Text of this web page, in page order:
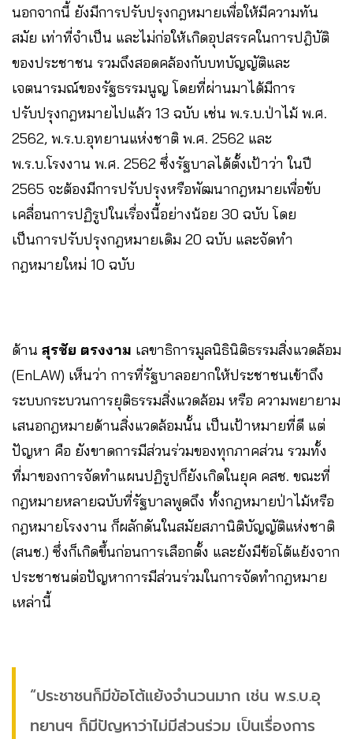
นอกจากนี้ ยังมีการปรับปรุงกฎหมายเพื่อให้มีความทัน
สมัย เท่าที่จำเป็น และไม่ก่อให้เกิดอุปสรรคในการปฎิบัติ
ของประชาชน รวมถึงสอดคล้องกับบทบัญญัติและ
เจตนารมณ์ของรัฐธรรมนูญ โดยที่ผ่านมาได้มีการ
ปรับปรุงกฎหมายไปแล้ว 13 ฉบับ เช่น พ.ร.บ.ป่าไม้ พ.ศ.
2562, พ.ร.บ.อุทยานแห่งชาติ พ.ศ. 2562 และ
พ.ร.บ.โรงงาน พ.ศ. 2562 ซึ่งรัฐบาลได้ตั้งเป้าว่า ในปี
2565 จะต้องมีการปรับปรุงหรือพัฒนากฎหมายเพื่อขับ
เคลื่อนการปฏิรูปในเรื่องนี้อย่างน้อย 30 ฉบับ โดย
เป็นการปรับปรุงกฎหมายเดิม 20 ฉบับ และจัดทำ
กฎหมายใหม่ 10 ฉบับ
ด้าน สุรชัย ตรงงาม เลขาธิการมูลนิธินิติธรรมสิ่งแวดล้อม
(EnLAW) เห็นว่า การที่รัฐบาลอยากให้ประชาชนเข้าถึง
ระบบกระบวนการยุติธรรมสิ่งแวดล้อม หรือ ความพยายาม
เสนอกฎหมายด้านสิ่งแวดล้อมนั้น เป็นเป้าหมายที่ดี แต่
ปัญหา คือ ยังขาดการมีส่วนร่วมของทุกภาคส่วน รวมทั้ง
ที่มาของการจัดทำแผนปฏิรูปก็ยังเกิดในยุค คสช. ขณะที่
กฎหมายหลายฉบับที่รัฐบาลพูดถึง ทั้งกฎหมายป่าไม้หรือ
กฎหมายโรงงาน ก็ผลักดันในสมัยสภานิติบัญญัติแห่งชาติ
(สนช.) ซึ่งก็เกิดขึ้นก่อนการเลือกตั้ง และยังมีข้อโต้แย้งจาก
ประชาชนต่อปัญหาการมีส่วนร่วมในการจัดทำกฎหมาย
เหล่านี้
“ประชาชนก็มีข้อโต้แย้งจำนวนมาก เช่น พ.ร.บ.อุ
ทยานฯ ก็มีปัญหาว่าไม่มีส่วนร่วม เป็นเรื่องการ